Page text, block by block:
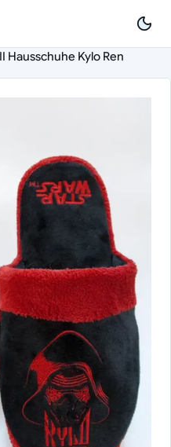
Hausschuhe Kylo Ren